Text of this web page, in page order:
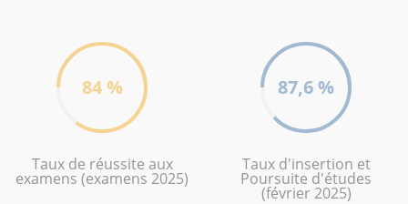
84 %
Taux de réussite aux
examens (examens 2025)
87,6 %
Taux d'insertion et
Poursuite d'études
(février 2025)